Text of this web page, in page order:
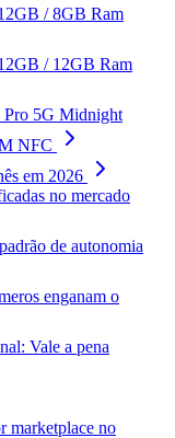
/ 8GB Ram
/ 12GB Ram
Pro 5G Midnight
NFC
em 2026
no mercado
de autonomia
enganam o
Vale a pena
marketplace no